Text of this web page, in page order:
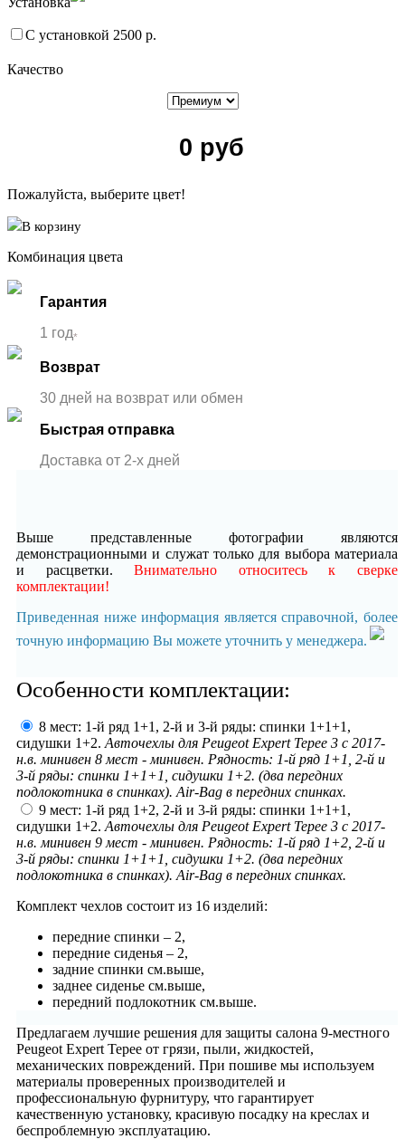
С установкой 2500 р.
Качество
0 руб
Пожалуйста, выберите цвет!
В корзину
Комбинация цвета
Гарантия
1 год*
Возврат
30 дней на возврат или обмен
Быстрая отправка
Доставка от 2-x дней
Выше представленные фотографии являются
демонстрационными и служат только для выбора материала
и расцветки.Внимательно относитесь к сверке
комплектации!
Приведенная ниже информация является справочной, более
точную информацию Вы можете уточнить у менеджера.
Особенности комплектации:
8 мест: 1-й ряд 1+1, 2-й и 3-й ряды: спинки 1+1+1,
сидушки 1+2. Авточехлы для Peugeot Expert Tepee 3 с 2017-
н.в. минивен 8 мест - минивен. Рядность: 1-й ряд 1+1, 2-й и
3-й ряды: спинки 1+1+1, сидушки 1+2. (два передних
подлокотника в спинках). Air-Bag в передних спинках.
9 мест: 1-й ряд 1+2, 2-й и 3-й ряды: спинки 1+1+1,
сидушки 1+2. Авточехлы для Peugeot Expert Tepee 3 с 2017-
н.в. минивен 9 мест - минивен. Рядность: 1-й ряд 1+2, 2-й и
3-й ряды: спинки 1+1+1, сидушки 1+2. (два передних
подлокотника в спинках). Air-Bag в передних спинках.
Комплект чехлов состоит из 16 изделий:
передние спинки – 2,
передние сиденья – 2,
задние спинки см.выше,
заднее сиденье см.выше,
передний подлокотник см.выше.
Предлагаем лучшие решения для защиты салона 9-местного
Peugeot Expert Tepee от грязи, пыли, жидкостей,
механических повреждений. При пошиве мы используем
материалы проверенных производителей и
профессиональную фурнитуру, что гарантирует
качественную установку, красивую посадку на креслах и
беспроблемную эксплуатацию.